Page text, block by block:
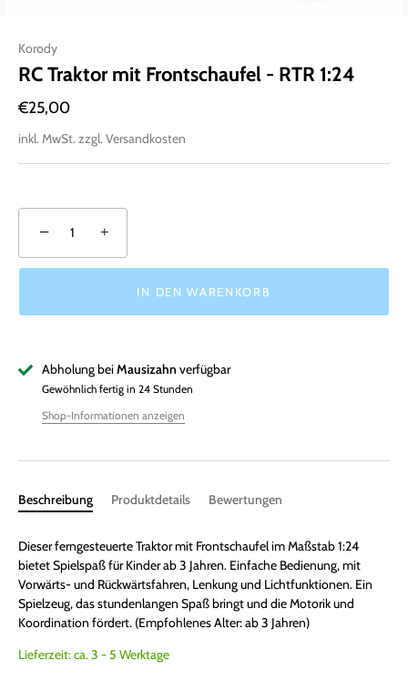
Korody
RC Traktor mit Frontschaufel - RTR 1:24
€25,00
inkl. MwSt. zzgl. Versandkosten
− +
IN DEN WARENKORB
Abholung beiMausizahn verfügbar
Gewöhnlich fertig in 24 Stunden
Shop-Informationen anzeigen
Beschreibung Produktdetails Bewertungen
Dieser ferngesteuerte Traktor mit Frontschaufel im Maßstab 1:24
bietet Spielspaß für Kinder ab 3 Jahren. Einfache Bedienung, mit
Vorwärts- und Rückwärtsfahren, Lenkung und Lichtfunktionen. Ein
Spielzeug, das stundenlangen Spaß bringt und die Motorik und
Koordination fördert. (Empfohlenes Alter: ab 3 Jahren)
Lieferzeit: ca. 3 - 5 Werktage